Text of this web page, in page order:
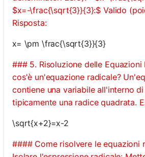
$x=-\frac{\sqrt{3}}{3}:$ Valido
Risposta:
x= \pm \frac{\sqrt{3}}{3}
### 5. Risoluzione delle
cos'è un'equazione radicale?
contiene una variabile all'interno
tipicamente una radice quadrata.
\sqrt{x+2}=x-2
#### Come risolvere le equazioni